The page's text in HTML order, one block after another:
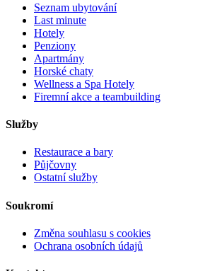
Seznam ubytování
Last minute
Hotely
Penziony
Apartmány
Horské chaty
Wellness a Spa Hotely
Firemní akce a teambuilding
Služby
Restaurace a bary
Půjčovny
Ostatní služby
Soukromí
Změna souhlasu s cookies
Ochrana osobních údajů